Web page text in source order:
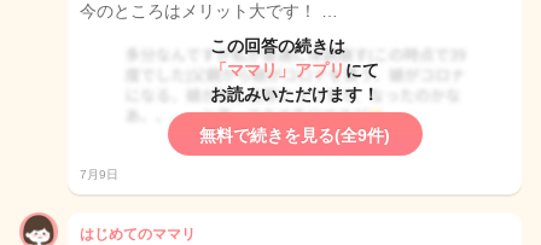
今のところはメリット大です！ …
この回答の続きは
「ママリ」アプリ にて
お読みいただけます！
無料で続きを見る(全9件)
7月9日
はじめてのママリ